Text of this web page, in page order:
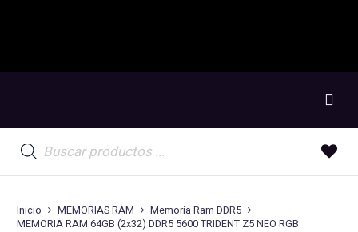
de
productos
Inicio MEMORIAS RAM
Memoria Ram DDR5
MEMORIA RAM 64GB (2x32) DDR5 5600 TRIDENT Z5 NEO RGB